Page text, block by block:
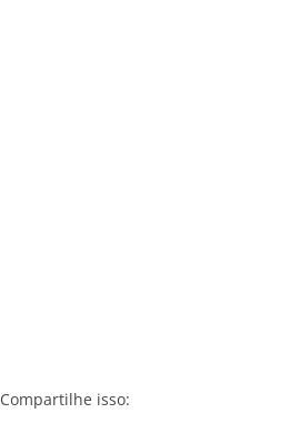
Compartilhe isso: